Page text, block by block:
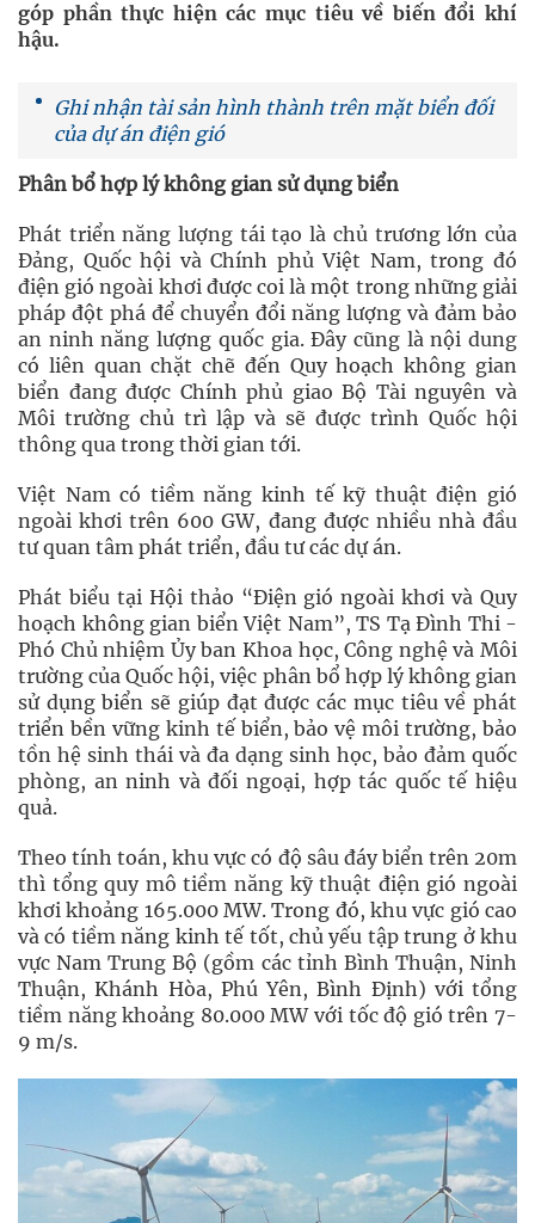
góp phần thực hiện các mục tiêu về biến đổi khí
hậu.
Ghi nhận tài sản hình thành trên mặt biển đối
của dự án điện gió
Phân bổ hợp lý không gian sử dụng biển
Phát triển năng lượng tái tạo là chủ trương lớn của
Đảng, Quốc hội và Chính phủ Việt Nam, trong đó
điện gió ngoài khơi được coi là một trong những giải
pháp đột phá để chuyển đổi năng lượng và đảm bảo
an ninh năng lượng quốc gia. Đây cũng là nội dung
có liên quan chặt chẽ đến Quy hoạch không gian
biển đang được Chính phủ giao Bộ Tài nguyên và
Môi trường chủ trì lập và sẽ được trình Quốc hội
thông qua trong thời gian tới.
Việt Nam có tiềm năng kinh tế kỹ thuật điện gió
ngoài khơi trên 600 GW, đang được nhiều nhà đầu
tư quan tâm phát triển, đầu tư các dự án.
Phát biểu tại Hội thảo “Điện gió ngoài khơi và Quy
hoạch không gian biển Việt Nam”, TS Tạ Đình Thi -
Phó Chủ nhiệm Ủy ban Khoa học, Công nghệ và Môi
trường của Quốc hội, việc phân bổ hợp lý không gian
sử dụng biển sẽ giúp đạt được các mục tiêu về phát
triển bền vững kinh tế biển, bảo vệ môi trường, bảo
tồn hệ sinh thái và đa dạng sinh học, bảo đảm quốc
phòng, an ninh và đối ngoại, hợp tác quốc tế hiệu
quả.
Theo tính toán, khu vực có độ sâu đáy biển trên 20m
thì tổng quy mô tiềm năng kỹ thuật điện gió ngoài
khơi khoảng 165.000 MW. Trong đó, khu vực gió cao
và có tiềm năng kinh tế tốt, chủ yếu tập trung ở khu
vực Nam Trung Bộ (gồm các tỉnh Bình Thuận, Ninh
Thuận, Khánh Hòa, Phú Yên, Bình Định) với tổng
tiềm năng khoảng 80.000 MW với tốc độ gió trên 7-
9 m/s.